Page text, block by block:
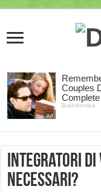
Integratori di
necessari?